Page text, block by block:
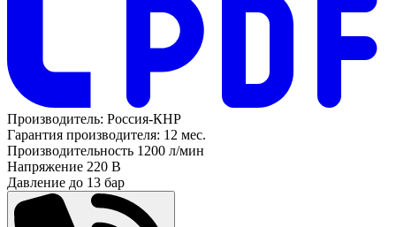
Производитель: Россия-КНР
Гарантия производителя: 12 мес.
Производительность 1200 л/мин
Напряжение 220 В
Давление до 13 бар